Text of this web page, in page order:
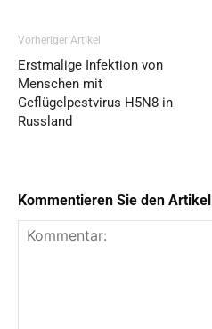
Vorheriger Artikel
Erstmalige Infektion von
Menschen mit
Geflügelpestvirus H5N8 in
Russland
Kommentieren Sie den Artikel